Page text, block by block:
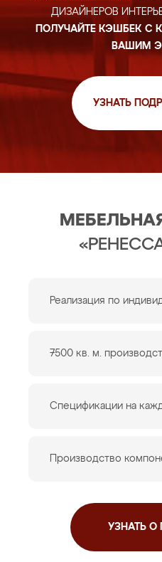
ДИЗАЙНЕРОВ
ПОЛУЧАЙТЕ КЭШБЕК С
ВАШИМ
УЗНАТЬ
Реализация по
7500 кв. м.
Спецификации на
Производство
УЗНАТЬ О